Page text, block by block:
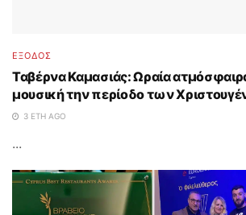
ΈΞΟΔΟΣ
Ταβέρνα Καμασιάς: Ωραία
μουσική την περίοδο των
3 ΈΤΗ AGO
...